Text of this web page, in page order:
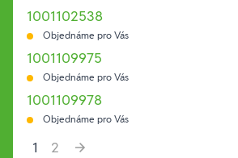
1001102538
Objednáme pro Vás
1001109975
Objednáme pro Vás
1001109978
Objednáme pro Vás
1
2